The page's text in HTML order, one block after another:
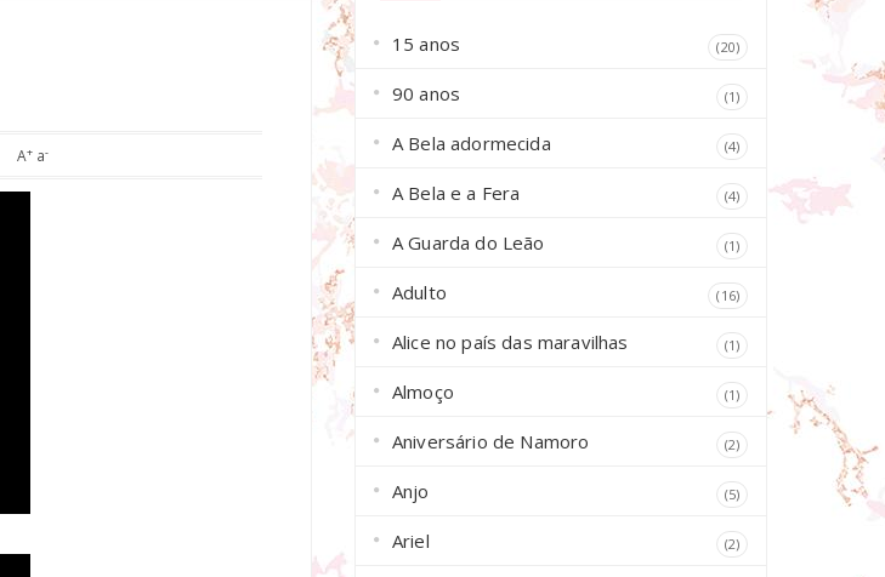
A+ a-
15 anos (20)
90 anos (1)
A Bela adormecida (4)
A Bela e a Fera (4)
A Guarda do Leão (1)
Adulto (16)
Alice no país das maravilhas (1)
Almoço (1)
Aniversário de Namoro (2)
Anjo (5)
Ariel (2)